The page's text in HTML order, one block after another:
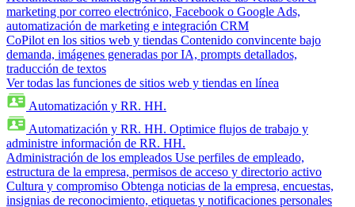
marketing por correo electrónico, Facebook o Google Ads,
automatización de marketing e integración CRM
CoPilot en los sitios web y tiendas Contenido convincente bajo
demanda, imágenes generadas por IA, prompts detallados,
traducción de textos
Ver todas las funciones de sitios web y tiendas en línea
Automatización y RR. HH.
Automatización y RR. HH. Optimice flujos de trabajo y
administre información de RR. HH.
Administración de los empleados Use perfiles de empleado,
estructura de la empresa, permisos de acceso y directorio activo
Cultura y compromiso Obtenga noticias de la empresa, encuestas,
insignias de reconocimiento, etiquetas y notificaciones personales